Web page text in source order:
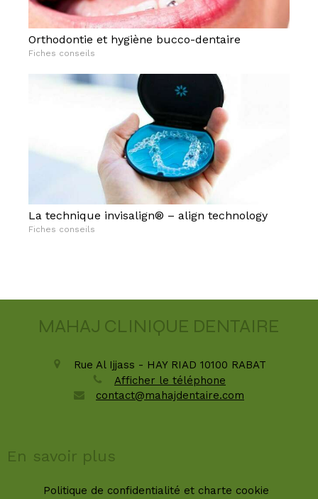
Orthodontie et hygiène bucco-dentaire
Fiches conseils
La technique invisalign® – align technology
Fiches conseils
MAHAJ CLINIQUE DENTAIRE
Rue Al Ijjass - HAY RIAD 10100 RABAT
Afficher le téléphone
contact@mahajdentaire.com
En savoir plus
Politique de confidentialité et charte cookie